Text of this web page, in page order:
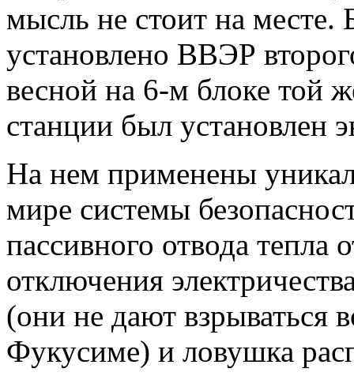
мысль не стоит на месте.
установлено ВВЭР
весной на 6-м блоке той
станции был установлен
На нем применены
мире системы
пассивного отвода тепла
отключения
(они не дают взрываться
Фукусиме) и ловушка